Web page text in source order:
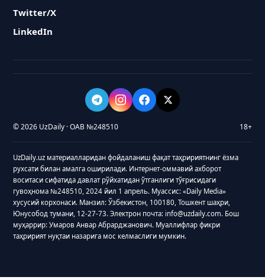
Twitter/X
LinkedIn
© 2026 UzDaily · ОАВ №248510 18+
UzDaily.uz материалларидан фойдаланиш фақат таҳририятнинг ёзма
рухсати билан амалга оширилади. Интернет-оммавий ахборот
воситаси сифатида давлат рўйхатидан ўтганлиги тўғрисидаги
гувоҳнома №248510, 2024 йил 1 апрель. Муассис: «Daily Media»
хусусий корхонаси. Манзил: Ўзбекистон, 100180, Тошкент шаҳри,
Юнусобод тумани, 12-27-73. Электрон почта: info@uzdaily.com. Бош
муҳаррир: Умаров Анвар Абрарджанович. Муаллифлар фикри
таҳририят нуқтаи назарига мос келмаслиги мумкин.